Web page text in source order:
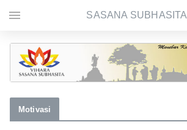
Motivasi
menu SASANA SUBHASITA